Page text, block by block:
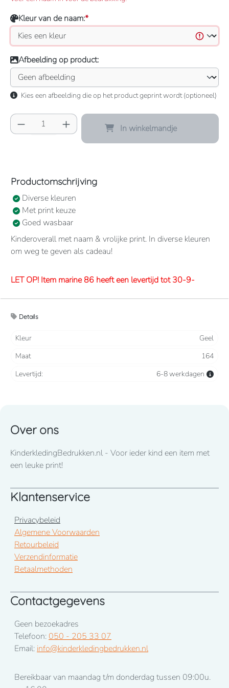
Kleur van de naam:*
Afbeelding op product:
Kies een afbeelding die op het product geprint wordt (optioneel)
Producthoeveelheid: Voer de gewenste
In winkelmandje
Productomschrijving
Diverse kleuren
Met print keuze
Goed wasbaar
Kinderoverall met naam & vrolijke print. In diverse kleuren
om weg te geven als cadeau!
LET OP! Item marine 86 heeft een levertijd tot 30-9-
Overalls 65% polyester, 35% katoen. 260 grams/m2.
Verdekte 2-weg ritssluiting en elastiek in rug/taille.
en duimstokzak.
ons op te nemen! 050-2053307
LET OP! Item fuchsia 86 heeft een lange levertijd tot eind
januari 2026
Details
Kleur
Geel
Maat
164
Levertijd:
6-8 werkdagen
Over ons
KinderkledingBedrukken.nl - Voor ieder kind een item met
een leuke print!
Klantenservice
Privacybeleid
Algemene Voorwaarden
Retourbeleid
Verzendinformatie
Betaalmethoden
Contactgegevens
Geen bezoekadres
Telefoon: 050 - 205 33 07
Email: info@kinderkledingbedrukken.nl
Bereikbaar van maandag t/m donderdag tussen 09:00u.